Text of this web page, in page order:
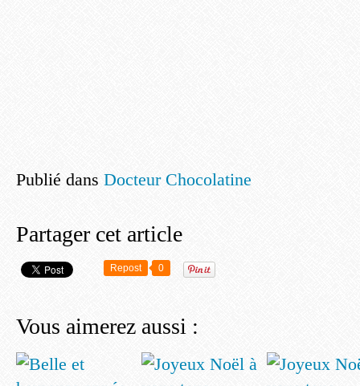
Publié dans Docteur Chocolatine
Partager cet article
Repost 0
Vous aimerez aussi :